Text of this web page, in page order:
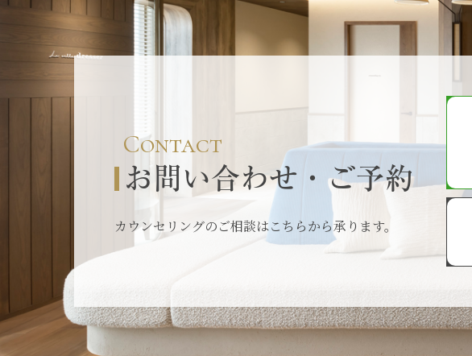
Contact
お問い合わせ・ご予約
カウンセリングのご相談はこちらから承ります。